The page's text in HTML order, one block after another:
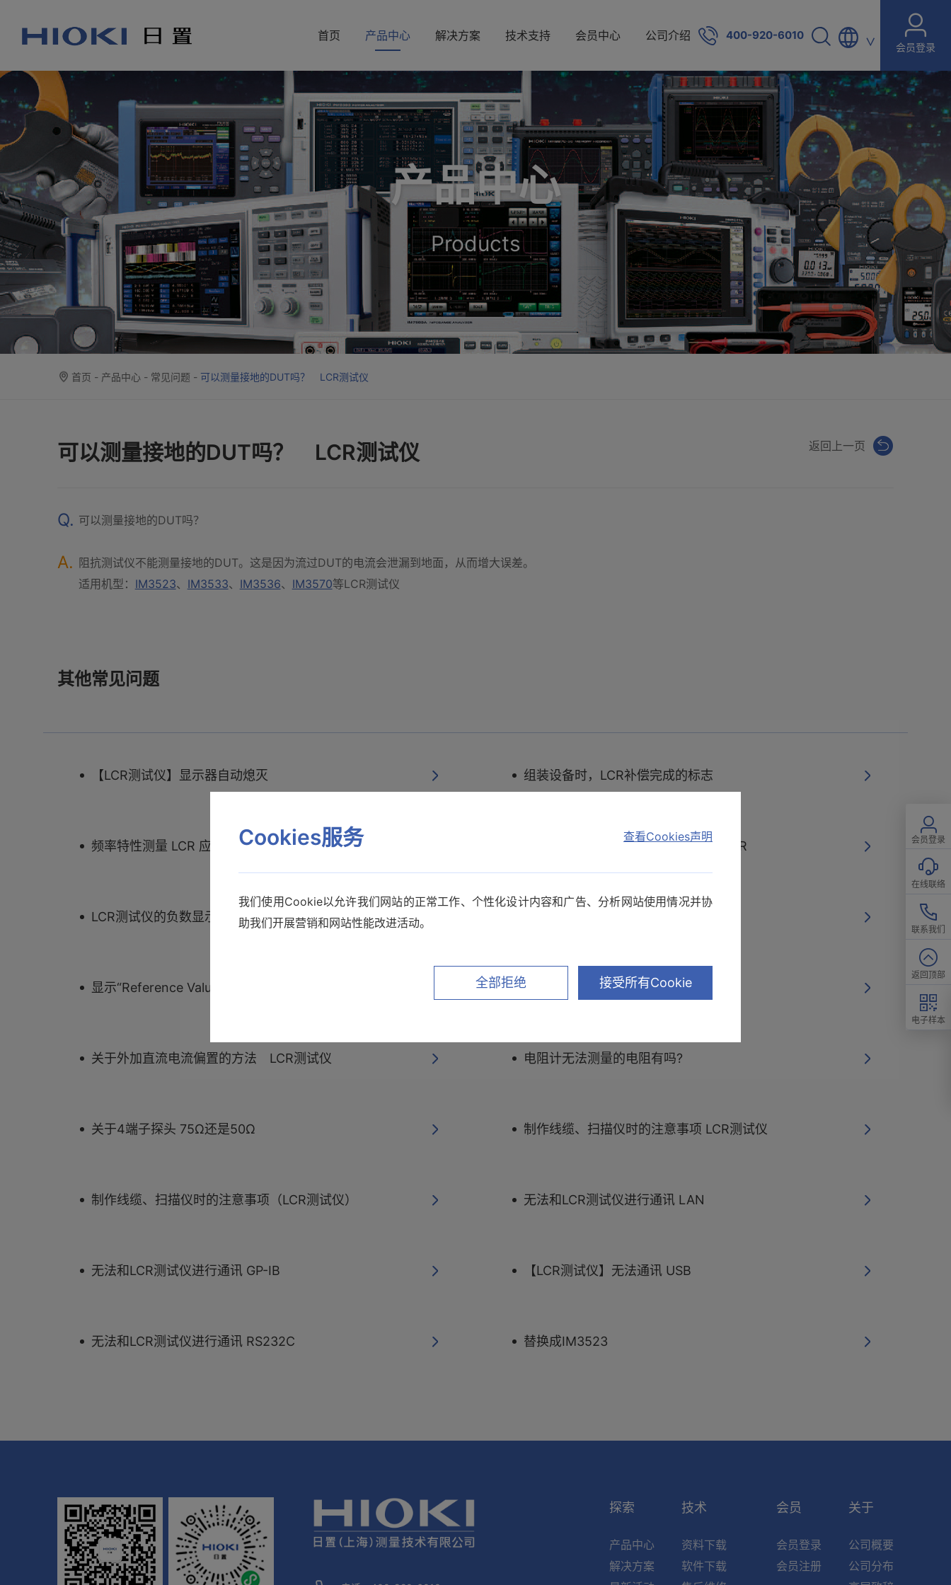
首页 产品中心 解决方案 技术支持 会员中心 公司介绍 400-920-6010 ∨ 会员登录
产品中心
Products
首页 - 产品中心- 常见问题 - 可以测量接地的DUT吗？ LCR测试仪
可以测量接地的DUT吗？ LCR测试仪 返回上一页
Q. 可以测量接地的DUT吗？
A. 阻抗测试仪不能测量接地的DUT。这是因为流过DUT的电流会泄漏到地面，从而增大误差。
适用机型： IM3523、 IM3533、 IM3536、 IM3570等LCR测试仪
其他常见问题
【LCR测试仪】显示器自动熄灭 组装设备时，LCR补偿完成的标志
频率特性测量 LCR 应用 直流电阻测量 （Rdc） 的信号电平 LCR
LCR测试仪的负数显示
显示“Reference Value” 精度保证范围外 阻抗分析仪测量的指导 LCR测试仪
关于外加直流电流偏置的方法 LCR测试仪 电阻计无法测量的电阻有吗?
关于4端子探头 75Ω还是50Ω 制作线缆、扫描仪时的注意事项 LCR测试仪
制作线缆、扫描仪时的注意事项（LCR测试仪） 无法和LCR测试仪进行通讯 LAN
无法和LCR测试仪进行通讯 GP-IB 【LCR测试仪】无法通讯 USB
无法和LCR测试仪进行通讯 RS232C 替换成IM3523
探索
产品中心
解决方案
技术
资料下载
软件下载
会员
会员登录
会员注册
关于
公司概要
公司分布
会员登录
在线联络
联系我们
返回顶部
电子样本
Cookies服务 查看Cookies声明
我们使用Cookie以允许我们网站的正常工作、个性化设计内容和广告、分析网站使用情况并协
助我们开展营销和网站性能改进活动。
全部拒绝 接受所有Cookie